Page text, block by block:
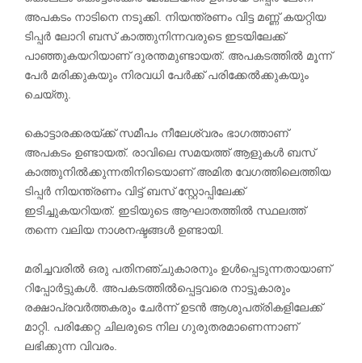
അപകടം നാടിനെ നടുക്കി. നിയന്ത്രണം വിട്ട മണ്ണ് കയറ്റിയ
ടിപ്പർ ലോറി ബസ് കാത്തുനിന്നവരുടെ ഇടയിലേക്ക്
പാഞ്ഞുകയറിയാണ് ദുരന്തമുണ്ടായത്. അപകടത്തിൽ മൂന്ന്
പേർ മരിക്കുകയും നിരവധി പേർക്ക് പരിക്കേൽക്കുകയും
ചെയ്തു.
കൊട്ടാരക്കരയ്ക്ക് സമീപം നീലേശ്വരം ഭാഗത്താണ്
അപകടം ഉണ്ടായത്. രാവിലെ സമയത്ത് ആളുകൾ ബസ്
കാത്തുനിൽക്കുന്നതിനിടെയാണ് അമിത വേഗത്തിലെത്തിയ
ടിപ്പർ നിയന്ത്രണം വിട്ട് ബസ് സ്റ്റോപ്പിലേക്ക്
ഇടിച്ചുകയറിയത്. ഇടിയുടെ ആഘാതത്തിൽ സ്ഥലത്ത്
തന്നെ വലിയ നാശനഷ്ടങ്ങൾ ഉണ്ടായി.
മരിച്ചവരിൽ ഒരു പതിനഞ്ചുകാരനും ഉൾപ്പെടുന്നതായാണ്
റിപ്പോർട്ടുകൾ. അപകടത്തിൽപ്പെട്ടവരെ നാട്ടുകാരും
രക്ഷാപ്രവർത്തകരും ചേർന്ന് ഉടൻ ആശുപത്രികളിലേക്ക്
മാറ്റി. പരിക്കേറ്റ ചിലരുടെ നില ഗുരുതരമാണെന്നാണ്
ലഭിക്കുന്ന വിവരം.